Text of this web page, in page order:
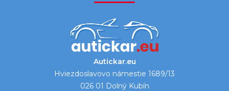
Autickar.eu
Hviezdoslavovo námestie 1689/13
026 01 Dolný Kubín